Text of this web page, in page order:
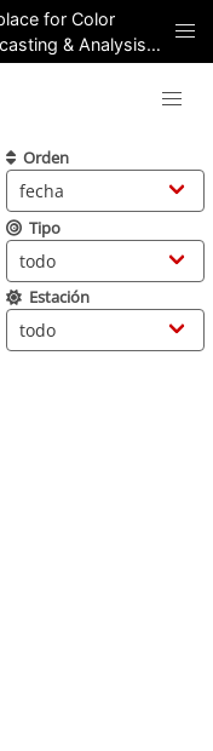
for Color
& Analysis
Orden
Tipo
Estación